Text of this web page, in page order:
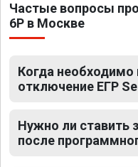
Частые вопросы
6P в Москве
Когда
отключение ЕГР
Нужно ли ставить
после